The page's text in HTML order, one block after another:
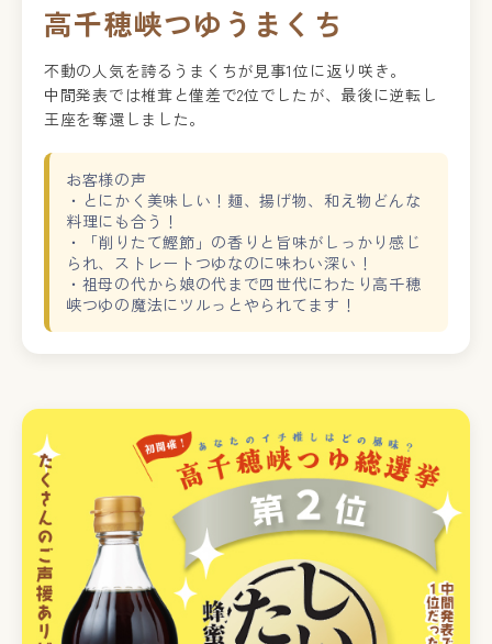
高千穂峡つゆうまくち
不動の人気を誇るうまくちが見事1位に返り咲き。
中間発表では椎茸と僅差で2位でしたが、最後に逆転し
王座を奪還しました。
お客様の声
・とにかく美味しい！麺、揚げ物、和え物どんな
料理にも合う！
・「削りたて鰹節」の香りと旨味がしっかり感じ
られ、ストレートつゆなのに味わい深い！
・祖母の代から娘の代まで四世代にわたり高千穂
峡つゆの魔法にツルっとやられてます！